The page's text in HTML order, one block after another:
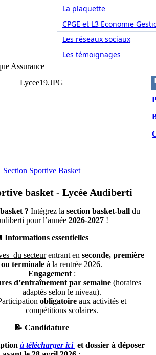
La plaquette
CPGE et L3 Economie
Les réseaux sociaux
Les témoignages
Assurance
Section Sportive Basket
basket - Lycée Audiberti
? Intégrez la section basket-ball du
pour l’année 2026-2027!
Informations essentielles
du secteurentrant en seconde, première
ou terminale à la rentrée 2026.
Engagement:
d’entraînement par semaine (horaires
adaptés selon le niveau).
obligatoire aux activités et
compétitions scolaires.
📝 Candidature
à télécharger ici et dossier à déposer